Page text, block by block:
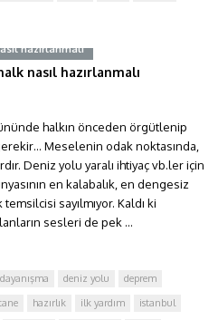
hazırlanmalı
nasıl hazırlanmalı
halkın önceden örgütlenip
Meselenin odak noktasında,
Deniz yolu yaralı ihtiyaç vb.ler için
en kalabalık, en dengesiz
sayılmıyor. Kaldı ki
sesleri de pek ...
dayanışma deniz yolu
deprem
hazırlık ilk yardım
istanbul